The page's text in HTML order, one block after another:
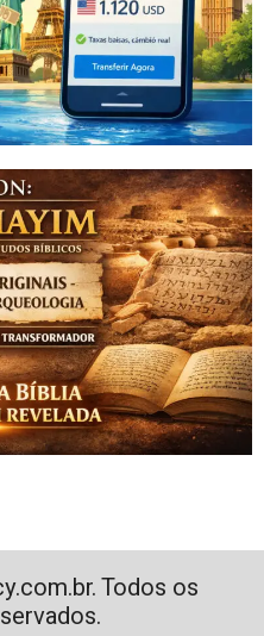
Todos os